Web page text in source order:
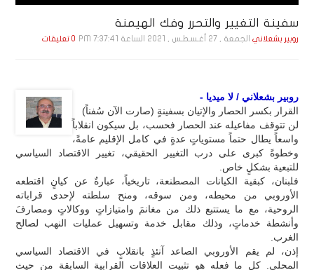
سفينة التغيير والتحرر وفك الهيمنة
روبير بشعلاني الجمعة , 27 أغـسـطـس , 2021 الساعة 7:37:41 PM 0 تعليقات
روبير بشعلاني / لا ميديا -
القرار بكسر الحصار والإتيان بسفينةٍ (صارت الآن سُفناً)
لن تتوقف مفاعيله عند الحصار فحسب، بل سيكون انقلاباً
واسعاً يطال حتماً مستوياتٍ عدةٍ في كامل الإقليم عامةً،
وخطوةً كبرى على درب التغيير الحقيقي، تغيير الاقتصاد السياسي
للتبعية بشكلٍ خاص.
فلبنان، كبقية الكيانات المصطنعة، تاريخياً، عبارةٌ عن كيانٍ اقتطعه
الأوروبي من محيطه، ومن سوقه، ومنح سلطته لإحدى قراباته
الروحية، مع ما يستتبع ذلك من مغانمَ وامتيازاتٍ ووكالاتٍ ومصارفَ
وأنشطة خدماتٍ، وذلك مقابل خدمة وتسهيل عمليات النهب لصالح
الغرب.
إذن، لم يقم الأوروبي الصاعد آنئذٍ بانقلابٍ في الاقتصاد السياسي
المحلي. كل ما فعله هو تثبيت العلاقات القرابية السابقة من حيث